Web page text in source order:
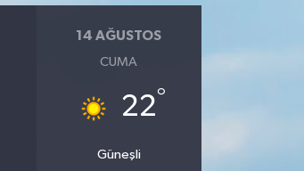
14 AĞUSTOS
CUMA
22°
Güneşli